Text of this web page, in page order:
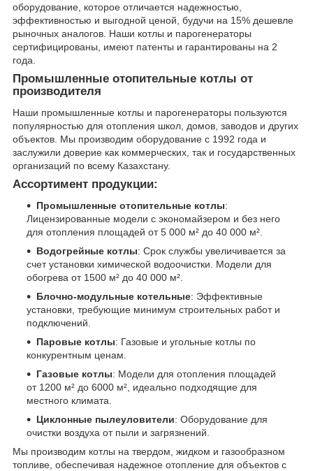
оборудование, которое отличается надежностью,
эффективностью и выгодной ценой, будучи на 15% дешевле
рыночных аналогов. Наши котлы и парогенераторы
сертифицированы, имеют патенты и гарантированы на 2
года.
Промышленные отопительные котлы от
производителя
Наши промышленные котлы и парогенераторы пользуются
популярностью для отопления школ, домов, заводов и других
объектов. Мы производим оборудование с 1992 года и
заслужили доверие как коммерческих, так и государственных
организаций по всему Казахстану.
Ассортимент продукции:
Промышленные отопительные котлы:
Лицензированные модели с экономайзером и без него
для отопления площадей от 5 000 м² до 40 000 м².
Водогрейные котлы: Срок службы увеличивается за
счет установки химической водоочистки. Модели для
обогрева от 1500 м² до 40 000 м².
Блочно-модульные котельные: Эффективные
установки, требующие минимум строительных работ и
подключений.
Паровые котлы: Газовые и угольные котлы по
конкурентным ценам.
Газовые котлы: Модели для отопления площадей
от 1200 м² до 6000 м², идеально подходящие для
местного климата.
Циклонные пылеуловители: Оборудование для
очистки воздуха от пыли и загрязнений.
Мы производим котлы на твердом, жидком и газообразном
топливе, обеспечивая надежное отопление для объектов с